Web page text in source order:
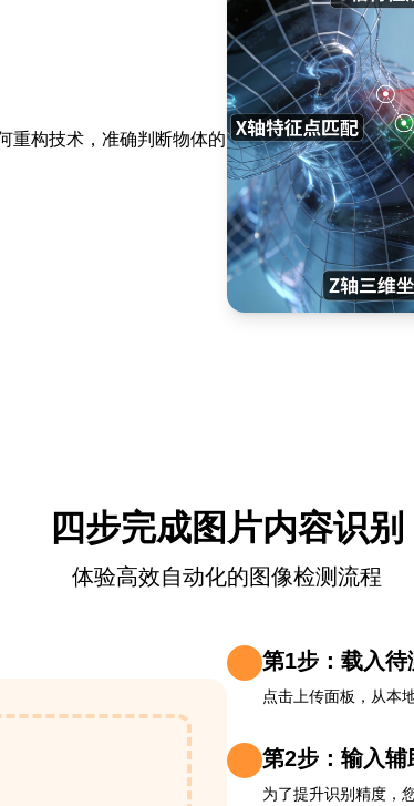
重构技术，准确判断物体的
四步完成图片内容识别
体验高效自动化的图像检测流程
第1步：载入待
点击上传面板，从本
第2步：输入辅
为了提升识别精度，